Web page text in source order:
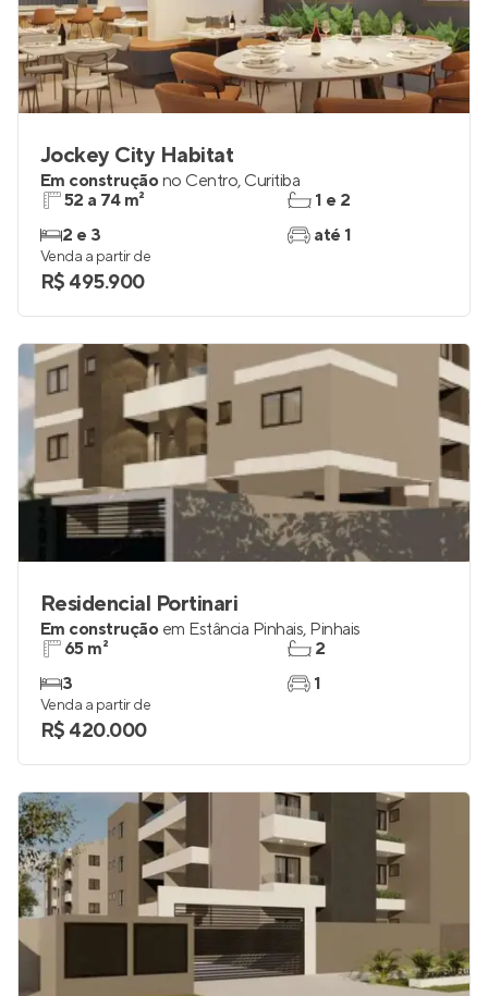
Jockey City Habitat
Em construçãono Centro, Curitiba
52 a 74 m²
2 e 3
1 e 2
até 1
Venda a partir de
R$ 495.900
Residencial Portinari
Em construção em Estância Pinhais, Pinhais
65 m²
3
2
1
Venda a partir de
R$ 420.000